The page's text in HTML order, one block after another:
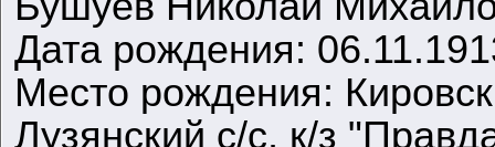
Дата рождения:
Место рождения:
Лузянский с/с, к/з